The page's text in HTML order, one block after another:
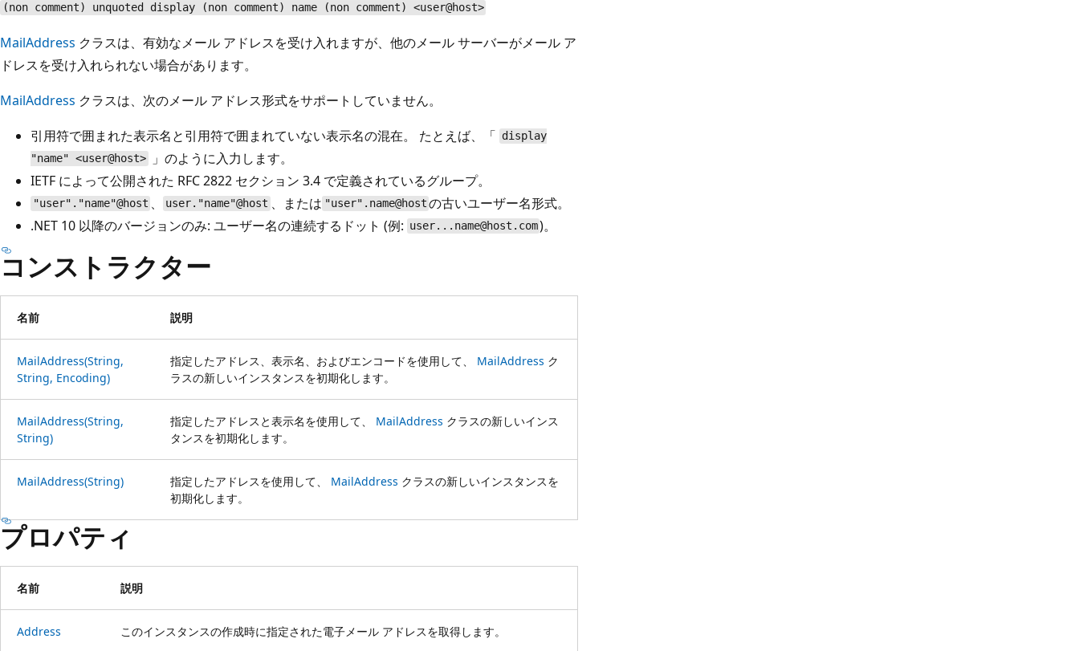
(non comment) unquoted display (non comment) name (non comment) <user@host>
MailAddress クラスは、有効なメール アドレスを受け入れますが、他のメール サーバーがメール ア
ドレスを受け入れられない場合があります。
MailAddress クラスは、次のメール アドレス形式をサポートしていません。
引用符で囲まれた表示名と引用符で囲まれていない表示名の混在。 たとえば、「 display
"name" <user@host>
」のように入力します。
IETF によって公開された RFC 2822 セクション 3.4 で定義されているグループ。
"user"."name"@host 、 user."name"@host 、または "user".name@host の古いユーザー名形式。
.NET 10 以降のバージョンのみ: ユーザー名の連続するドット (例: user...name@host.com)。
コンストラクター
名前 説明
MailAddress(String,
String, Encoding)
指定したアドレス、表示名、およびエンコードを使用して、 MailAddress ク
ラスの新しいインスタンスを初期化します。
MailAddress(String,
String)
指定したアドレスと表示名を使用して、 MailAddress クラスの新しいインス
タンスを初期化します。
MailAddress(String) 指定したアドレスを使用して、 MailAddress クラスの新しいインスタンスを
初期化します。
プロパティ
名前 説明
Address このインスタンスの作成時に指定された電子メール アドレスを取得します。